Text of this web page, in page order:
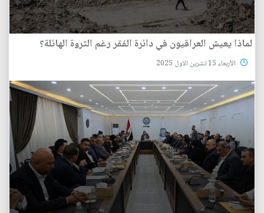
لماذا يعيش العراقيون في دائرة الفقر رغم الثروة الهائلة؟
الأربعاء 15 تشرين الاول 2025